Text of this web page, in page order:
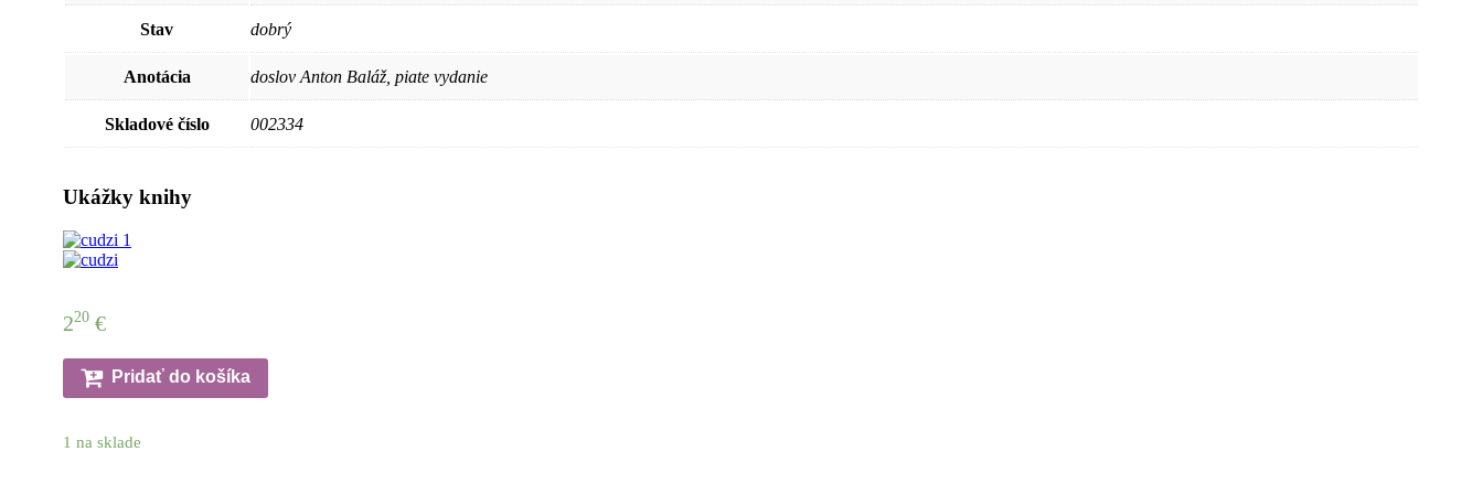
Stav dobrý
Anotácia doslov Anton Baláž, piate vydanie
Skladové číslo 002334
Ukážky knihy
220 €
Pridať do košíka
1 na sklade